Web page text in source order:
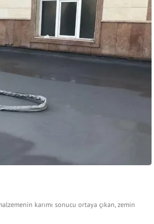
karımı sonucu ortaya çıkan, zemin